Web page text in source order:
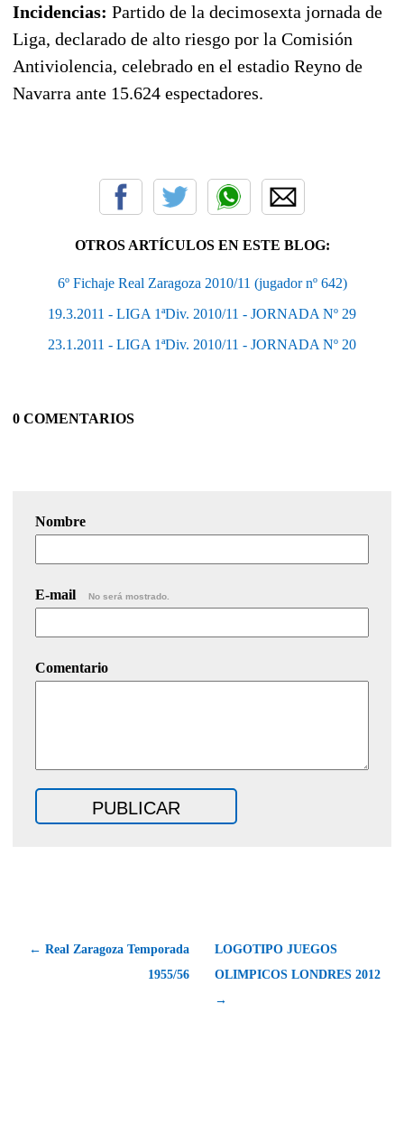
Incidencias: Partido de la decimosexta jornada de
Liga, declarado de alto riesgo por la Comisión
Antiviolencia, celebrado en el estadio Reyno de
Navarra ante 15.624 espectadores.
OTROS ARTÍCULOS EN ESTE BLOG:
6º Fichaje Real Zaragoza 2010/11 (jugador nº 642)
19.3.2011 - LIGA 1ªDiv. 2010/11 - JORNADA Nº 29
23.1.2011 - LIGA 1ªDiv. 2010/11 - JORNADA Nº 20
0 COMENTARIOS
Nombre
E-mail No será mostrado.
Comentario
← Real Zaragoza Temporada
1955/56
LOGOTIPO JUEGOS
OLIMPICOS LONDRES 2012
→